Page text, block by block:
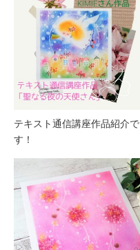
テキスト通信講座作品紹介で
す！